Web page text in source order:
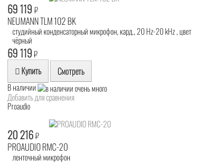
69 119 ₽
NEUMANN TLM 102 BK
студийный конденсаторный микрофон, кард., 20 Hz-20 kHz , цвет
чёрный
69 119₽
Купить Смотреть
В наличии
Добавить для сравнения
Proaudio
20 216₽
PROAUDIO RMC-20
ленточный микрофон